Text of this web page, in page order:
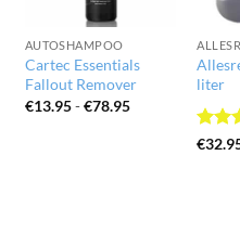
AUTOSHAMPOO
Cartec Essentials
Fallout Remover
€13.95-€78.95Prijsklasse:
liter
€